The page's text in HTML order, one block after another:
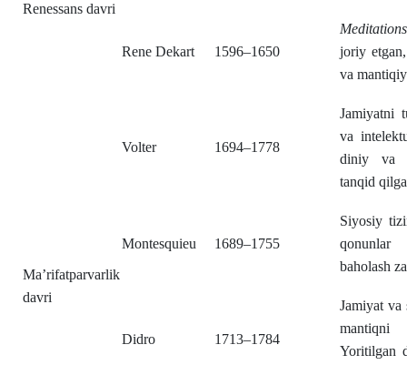
Renessans davri
Rene Dekart 1596–1650
joriy
va
Ma’rifatparvarlik
davri
Volter 1694–1778
Jamiyatni
va
diniy va
tanqid
Montesquieu 1689–1755
Siyosiy
qonunlar
baholash
Didro 1713–1784
Jamiyat
mantiqni
Yoritilgan